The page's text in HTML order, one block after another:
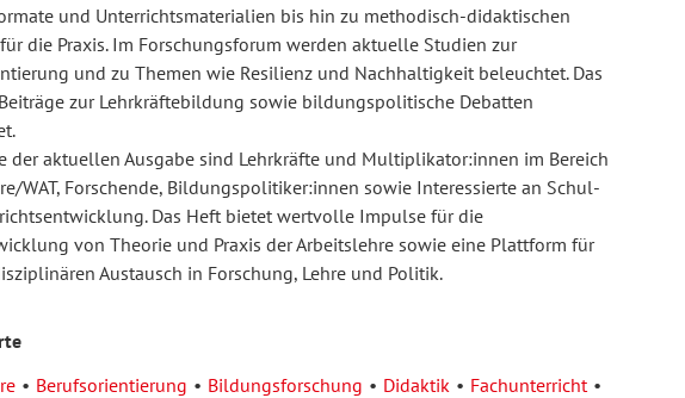
und Unterrichtsmaterialien bis hin zu methodisch-didaktischen
die Praxis. Im Forschungsforum werden aktuelle Studien zur
und zu Themen wie Resilienz und Nachhaltigkeit beleuchtet. Das
zur Lehrkräftebildung sowie bildungspolitische Debatten
der aktuellen Ausgabe sind Lehrkräfte und Multiplikator:innen im Bereich
WAT, Forschende, Bildungspolitiker:innen sowie Interessierte an Schul-
Das Heft bietet wertvolle Impulse für die
von Theorie und Praxis der Arbeitslehre sowie eine Plattform für
Austausch in Forschung, Lehre und Politik.
Berufsorientierung Bildungsforschung Didaktik
Fachunterricht